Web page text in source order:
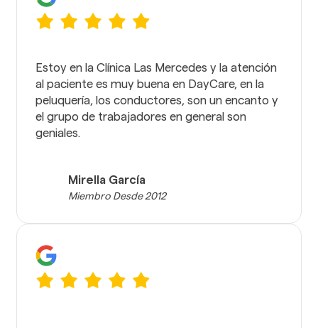
Estoy en la Clínica Las Mercedes y la atención
al paciente es muy buena en DayCare, en la
peluquería, los conductores, son un encanto y
el grupo de trabajadores en general son
geniales.
Mirella García
Miembro Desde 2012